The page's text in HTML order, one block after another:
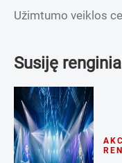
Užimtumo veiklos
Susiję